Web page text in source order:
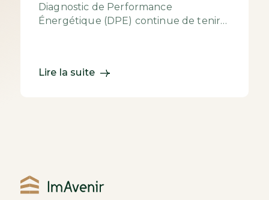
Diagnostic de Performance
Énergétique (DPE) continue de tenir
Lire la suite